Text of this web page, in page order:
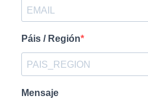
Páis / Región
Mensaje